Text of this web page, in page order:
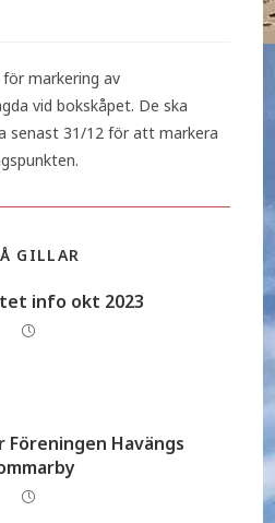
markering av
vid bokskåpet. De ska
senast 31/12 för att markera
GILLAR
info okt 2023
Havängs